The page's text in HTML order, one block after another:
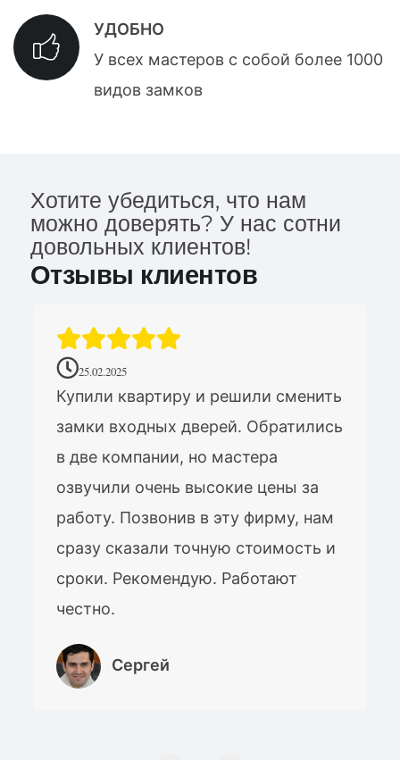
УДОБНО
У всех мастеров с собой более 1000
видов замков
Хотите убедиться, что нам
можно доверять? У нас сотни
довольных клиентов!
Отзывы клиентов
25.02.2025
Купили квартиру и решили сменить
замки входных дверей. Обратились
в две компании, но мастера
озвучили очень высокие цены за
работу. Позвонив в эту фирму, нам
сразу сказали точную стоимость и
сроки. Рекомендую. Работают
честно.
Сергей